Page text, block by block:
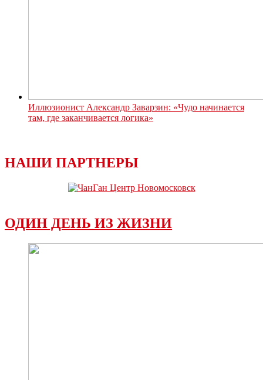
Иллюзионист Александр Заварзин: «Чудо начинается
там, где заканчивается логика»
НАШИ ПАРТНЕРЫ
ОДИН ДЕНЬ ИЗ ЖИЗНИ